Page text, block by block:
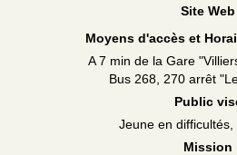
Site Web
Moyens d'accès et
A 7 min de la Gare
Bus 268, 270 arrêt
Public
Jeune en
Mission